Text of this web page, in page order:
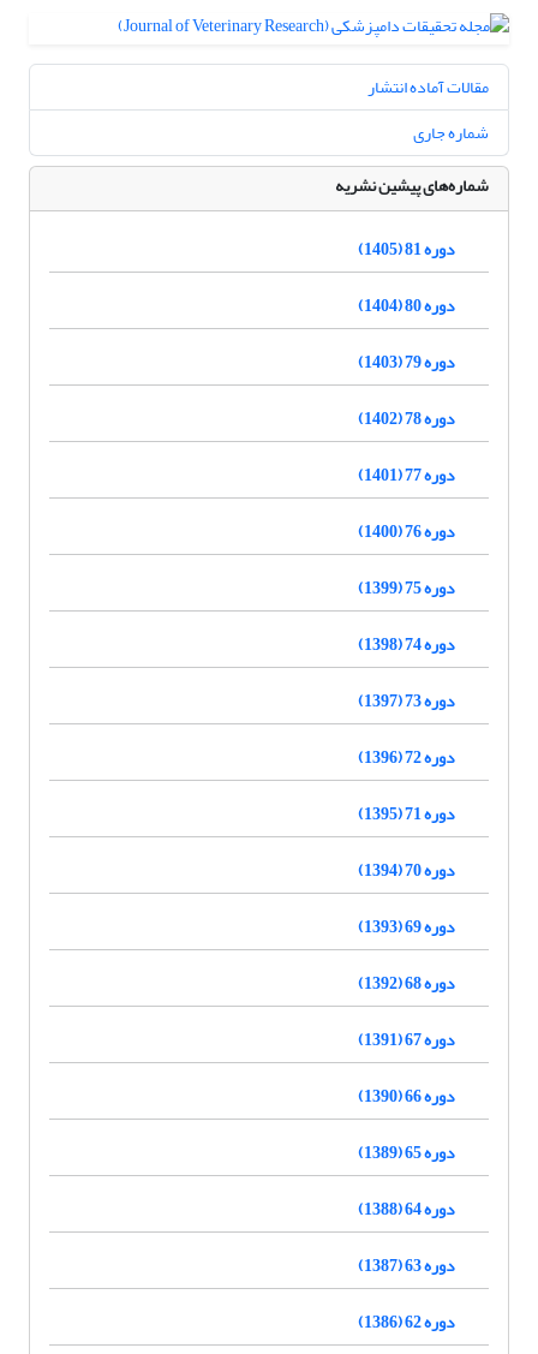
مقالات آماده انتشار
شماره جاری
شماره‌های پیشین نشریه
دوره 81 (1405)
دوره 80 (1404)
دوره 79 (1403)
دوره 78 (1402)
دوره 77 (1401)
دوره 76 (1400)
دوره 75 (1399)
دوره 74 (1398)
دوره 73 (1397)
دوره 72 (1396)
دوره 71 (1395)
دوره 70 (1394)
دوره 69 (1393)
دوره 68 (1392)
دوره 67 (1391)
دوره 66 (1390)
دوره 65 (1389)
دوره 64 (1388)
دوره 63 (1387)
دوره 62 (1386)